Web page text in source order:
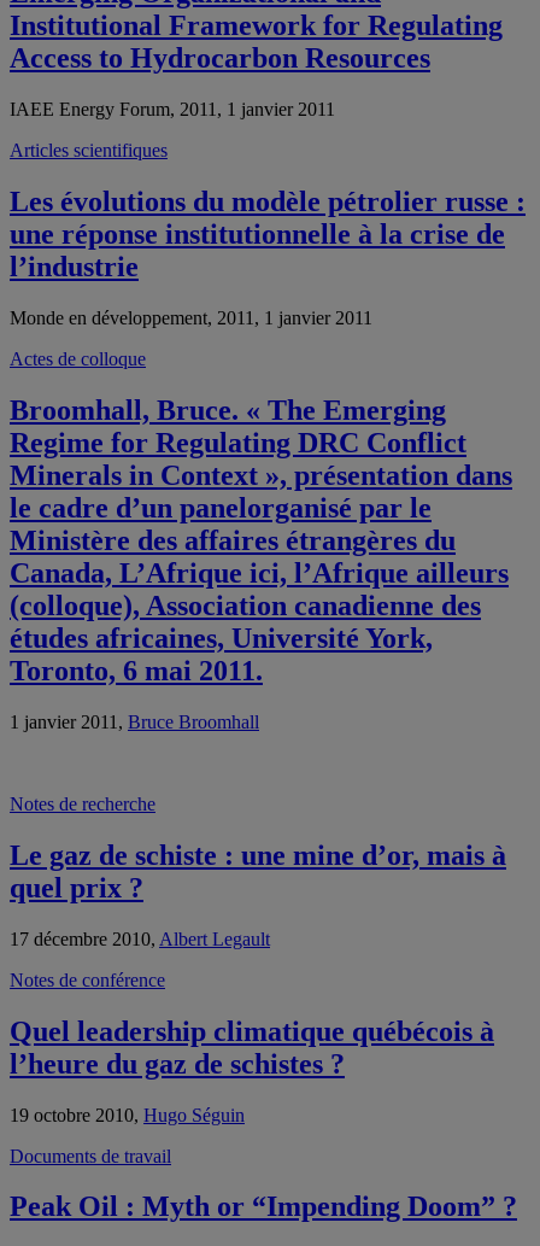
Institutional Framework for Regulating
Access to Hydrocarbon Resources
IAEE Energy Forum, 2011, 1 janvier 2011
Articles scientifiques
Les évolutions du modèle pétrolier russe :
une réponse institutionnelle à la crise de
l’industrie
Monde en développement, 2011, 1 janvier 2011
Actes de colloque
Broomhall, Bruce. « The Emerging
Regime for Regulating DRC Conflict
Minerals in Context », présentation dans
le cadre d’un panelorganisé par le
Ministère des affaires étrangères du
Canada, L’Afrique ici, l’Afrique ailleurs
(colloque), Association canadienne des
études africaines, Université York,
Toronto, 6 mai 2011.
1 janvier 2011, Bruce Broomhall
Notes de recherche
Le gaz de schiste : une mine d’or, mais à
quel prix ?
17 décembre 2010, Albert Legault
Notes de conférence
Quel leadership climatique québécois à
l’heure du gaz de schistes ?
19 octobre 2010, Hugo Séguin
Documents de travail
Peak Oil : Myth or “Impending Doom” ?